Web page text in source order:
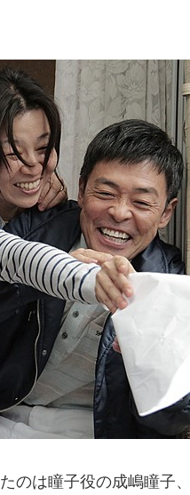
のは瞳子役の成嶋瞳子